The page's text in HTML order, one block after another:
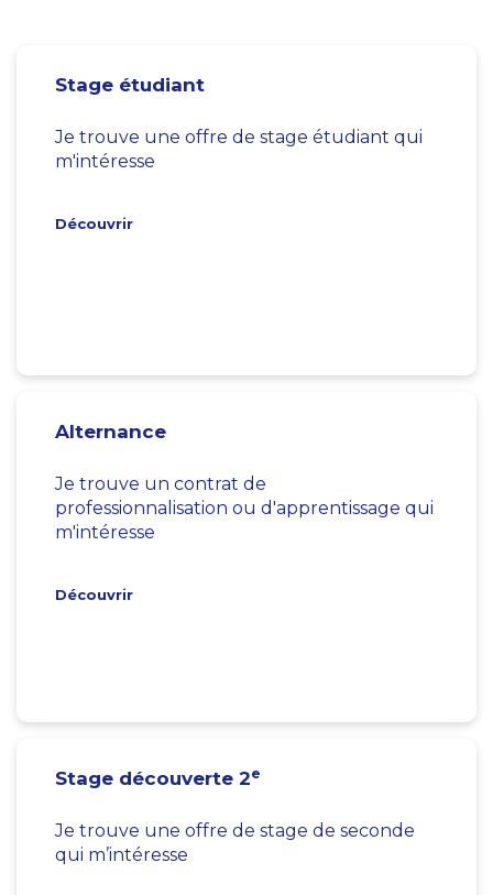
Stage étudiant
Je trouve une offre de stage étudiant qui
m'intéresse
Découvrir
Alternance
Je trouve un contrat de
professionnalisation ou d'apprentissage qui
m'intéresse
Découvrir
Stage découverte 2e
Je trouve une offre de stage de seconde
qui m’intéresse